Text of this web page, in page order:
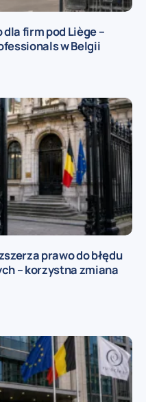
firm pod Liège –
w Belgii
prawo do błędu
– korzystna zmiana